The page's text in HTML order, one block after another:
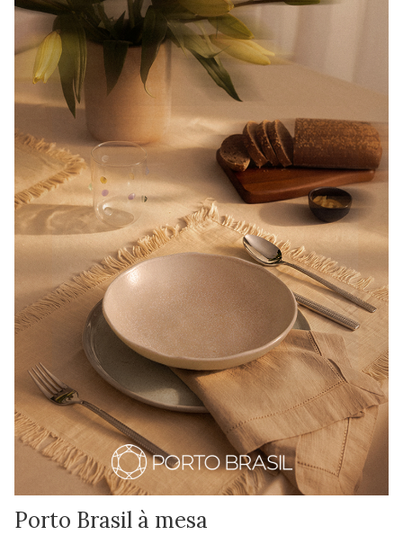
Porto Brasil à mesa